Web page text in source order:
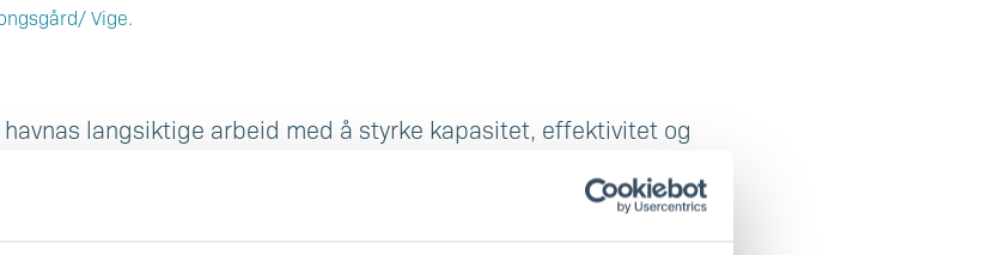
Vige.
langsiktige arbeid med å styrke kapasitet, effektivitet og
bedt om å bli kvalifisert til konkurransen.